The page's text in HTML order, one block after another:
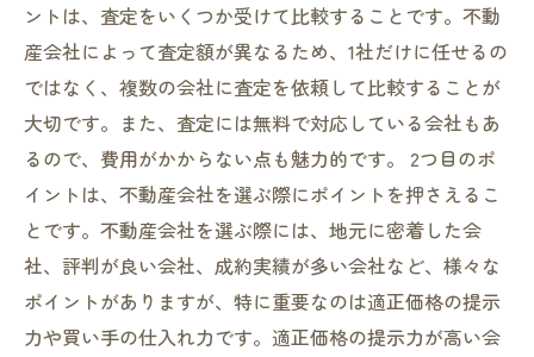
ントは、査定をいくつか受けて比較することです。不動
産会社によって査定額が異なるため、1社だけに任せるの
ではなく、複数の会社に査定を依頼して比較することが
大切です。また、査定には無料で対応している会社もあ
るので、費用がかからない点も魅力的です。 2つ目のポ
イントは、不動産会社を選ぶ際にポイントを押さえるこ
とです。不動産会社を選ぶ際には、地元に密着した会
社、評判が良い会社、成約実績が多い会社など、様々な
ポイントがありますが、特に重要なのは適正価格の提示
力や買い手の仕入れ力です。適正価格の提示力が高い会